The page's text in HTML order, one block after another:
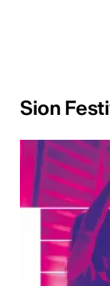
unter freiem
Himmel im
Kunst im Freien
Sion